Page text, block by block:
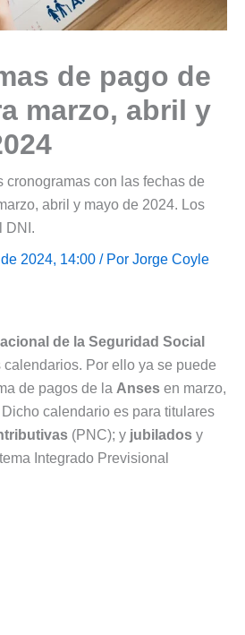
de pago de
marzo, abril y
cronogramas con las fechas de
abril y mayo de 2024. Los
DNI.
2024, 14:00 / Por Jorge Coyle
de la Seguridad Social
Por ello ya se puede
de pagos de la Anses en marzo,
calendario es para titulares
(PNC); y jubilados y
Integrado Previsional